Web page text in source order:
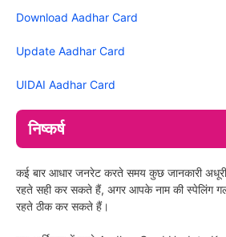
Download Aadhar Card
Update Aadhar Card
UIDAI Aadhar Card
निष्कर्ष
कई बार आधार जनरेट करते समय कुछ जानकारी
रहते सही कर सकते हैं, अगर आपके नाम की स्पेलिंग
रहते ठीक कर सकते हैं।